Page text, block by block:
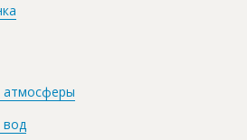
атмосферы
вод